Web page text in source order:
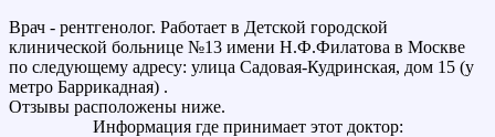
Врач - рентгенолог. Работает в Детской городской
клинической больнице №13 имени Н.Ф.Филатова в Москве
по следующему адресу: улица Садовая-Кудринская, дом 15 (у
метро Баррикадная) .
Отзывы расположены ниже.
Информация где принимает этот доктор: